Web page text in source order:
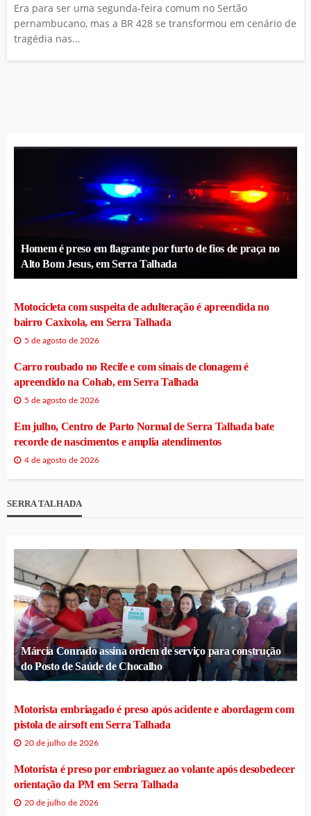
Era para ser uma segunda-feira comum no Sertão
pernambucano, mas a BR 428 se transformou em cenário de
tragédia nas...
Homem é preso em flagrante por furto de fios de praça no
Alto Bom Jesus, em Serra Talhada
Motocicleta com suspeita de adulteração é apreendida no
bairro Caxixola, em Serra Talhada
5 de agosto de 2026
Carro roubado no Recife e com sinais de clonagem é
apreendido na Cohab, em Serra Talhada
5 de agosto de 2026
Em julho, Centro de Parto Normal de Serra Talhada bate
recorde de nascimentos e amplia atendimentos
4 de agosto de 2026
SERRA TALHADA
Márcia Conrado assina ordem de serviço para construção
do Posto de Saúde de Chocalho
Motorista embriagado é preso após acidente e abordagem com
pistola de airsoft em Serra Talhada
20 de julho de 2026
Motorista é preso por embriaguez ao volante após desobedecer
orientação da PM em Serra Talhada
20 de julho de 2026